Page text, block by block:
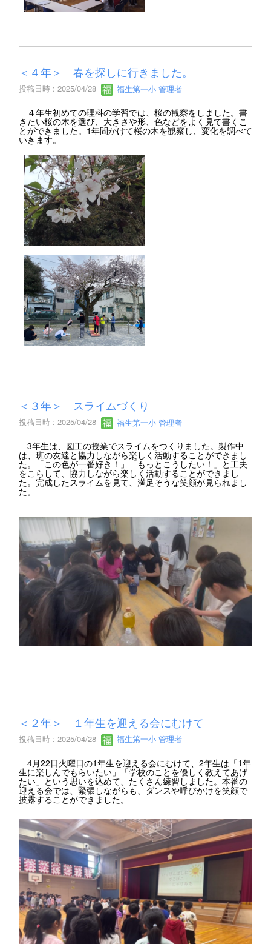
＜４年＞ 春を探しに行きました。
投稿日時 : 2025/04/28 福生第一小 管理者
４年生初めての理科の学習では、桜の観察をしました。書
きたい桜の木を選び、大きさや形、色などをよく見て書くこ
とができました。1年間かけて桜の木を観察し、変化を調べて
いきます。
＜３年＞ スライムづくり
投稿日時 : 2025/04/28 福生第一小 管理者
3年生は、図工の授業でスライムをつくりました。製作中
は、班の友達と協力しながら楽しく活動することができまし
た。「この色が一番好き！」「もっとこうしたい！」と工夫
をこらして、協力しながら楽しく活動することができまし
た。完成したスライムを見て、満足そうな笑顔が見られまし
た。
＜２年＞ １年生を迎える会にむけて
投稿日時 : 2025/04/28 福生第一小 管理者
4月22日火曜日の1年生を迎える会にむけて、2年生は「1年
生に楽しんでもらいたい」「学校のことを優しく教えてあげ
たい」という思いを込めて、たくさん練習しました。本番の
迎える会では、緊張しながらも、ダンスや呼びかけを笑顔で
披露することができました。